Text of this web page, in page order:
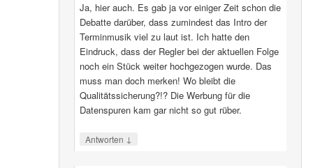
Ja, hier auch. Es gab ja vor einiger Zeit schon die
Debatte darüber, dass zumindest das Intro der
Terminmusik viel zu laut ist. Ich hatte den
Eindruck, dass der Regler bei der aktuellen Folge
noch ein Stück weiter hochgezogen wurde. Das
muss man doch merken! Wo bleibt die
Qualitätssicherung?!? Die Werbung für die
Datenspuren kam gar nicht so gut rüber.
Antworten ↓